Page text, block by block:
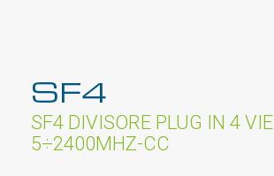
SF4
SF4 DIVISORE PLUG IN 4 VIE
5÷2400MHZ-CC